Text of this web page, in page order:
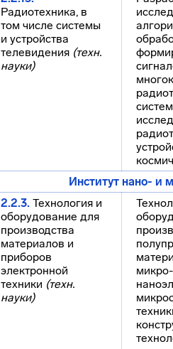
Радиотехника, в
том числе системы
и устройства
телевидения (техн.
науки)
Институт нано- и
2.2.3. Технология и
оборудование для
производства
материалов и
приборов
электронной
техники (техн.
науки)